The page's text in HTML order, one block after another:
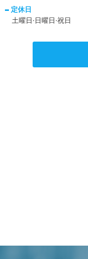
定休日
土曜日·日曜日·祝日